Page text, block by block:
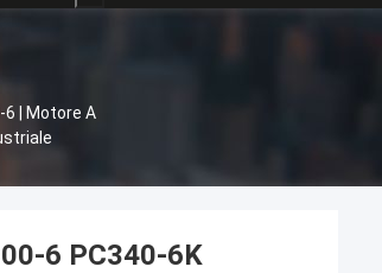
Preventivo
6 | Motore A
6 PC340-6K